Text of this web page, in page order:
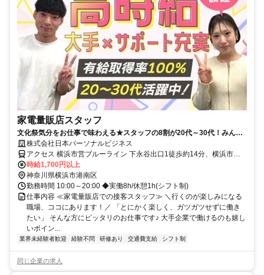
家電量販店スタッフ
文化祭気分をお仕事で味わえる★スタッフの8割が20代～30代！みんな
で協力しながら楽しく働いています♪飲食など接客バイトの経験も活かせ
ます♪未経験から大手企業に就職するチャンス！
株式会社日本パーソナルビジネス
アクセス 横浜市営ブルーライン 下永谷出口1徒歩約14分、横浜市営
ブルーライン 舞岡2番口徒歩約19分、横浜市営ブルーライン 上永谷3
番口徒歩約27分 下永谷駅 徒歩6分
時給1,700円以上
神奈川県横浜市港南区
勤務時間 10:00～20:00 ◆実働8h/休憩1h(シフト制)
仕事内容 ≪家電量販店での接客スタッフ≫ ＼行くのが楽しみになる
職場、ココにあります！／ 「とにかく楽しく、ガツガツせずに働き
たい」 そんな方にピッタリのお仕事です♪ 大手企業で働けるのも嬉し
いポイン...
業界未経験者歓迎 経験不問 研修あり 交通費支給 シフト制
同じ企業の求人